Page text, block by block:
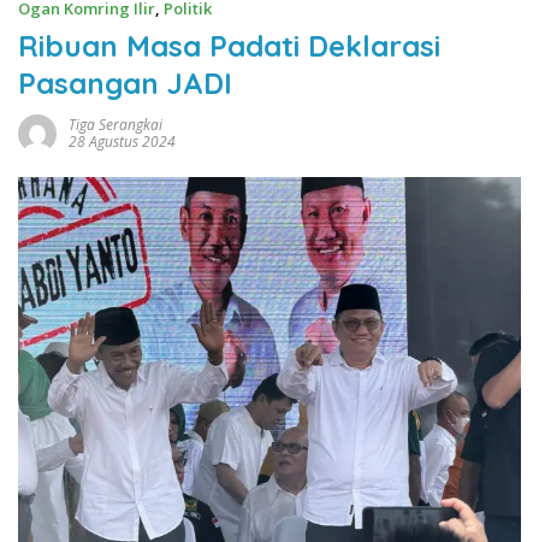
Ogan Komring Ilir, Politik
Ribuan Masa Padati Deklarasi
Pasangan JADI
Tiga Serangkai
28 Agustus 2024